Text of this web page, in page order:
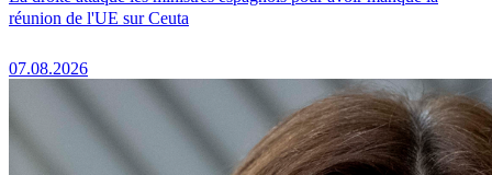
réunion de l'UE sur Ceuta
07.08.2026